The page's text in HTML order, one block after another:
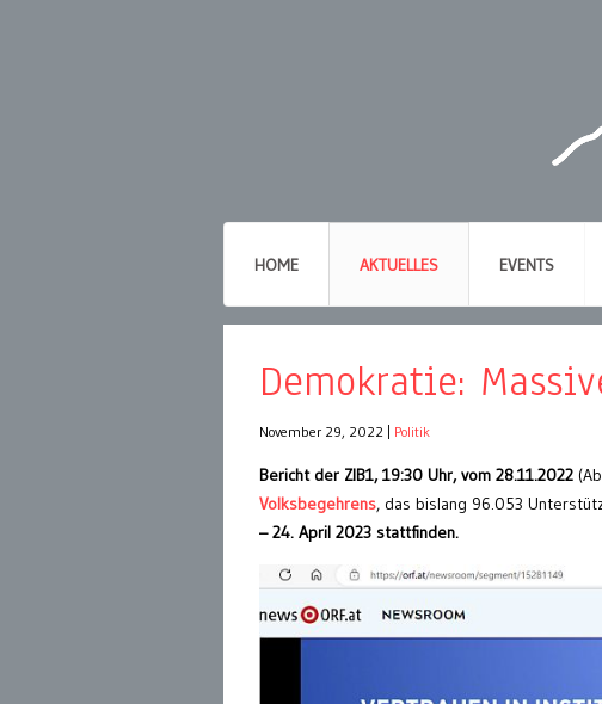
HOME AKTUELLES EVENTS
Demokratie:
November 29, 2022 Politik
Bericht der ZIB1, 19:30 Uhr, vom 28.11.2022
Volksbegehrens, das bislang 96.053
– 24. April 2023 stattfinden.